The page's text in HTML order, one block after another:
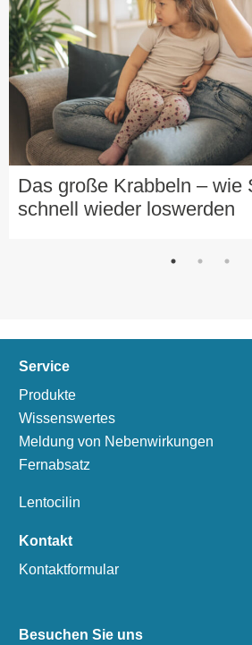
Das große Krabbeln – wie
schnell wieder loswerden
Service
Produkte
Wissenswertes
Meldung von Nebenwirkungen
Fernabsatz
Lentocilin
Kontakt
Kontaktformular
Besuchen Sie uns